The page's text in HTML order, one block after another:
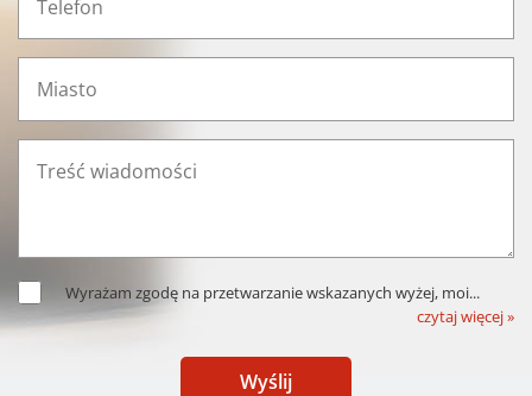
Wyrażam zgodę na przetwarzanie wskazanych wyżej, moi...
czytaj więcej »
Wyślij